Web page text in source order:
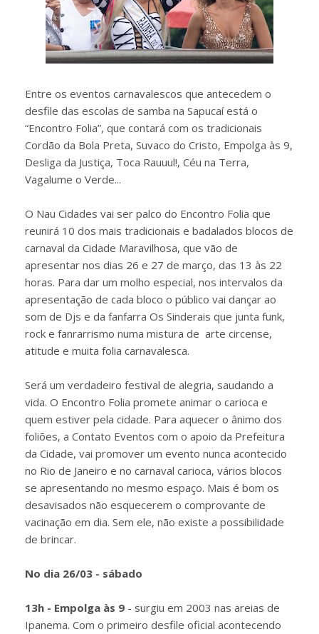
Entre os eventos carnavalescos que antecedem o
desfile das escolas de samba na Sapucaí está o
“Encontro Folia”, que contará com os tradicionais
Cordão da Bola Preta, Suvaco do Cristo, Empolga às 9,
Desliga da Justiça, Toca Rauuul!, Céu na Terra,
Vagalume o Verde...
O Nau Cidades vai ser palco do Encontro Folia que
reunirá 10 dos mais tradicionais e badalados blocos de
carnaval da Cidade Maravilhosa, que vão de
apresentar nos dias 26 e 27 de março, das 13 às 22
horas. Para dar um molho especial, nos intervalos da
apresentação de cada bloco o público vai dançar ao
som de Djs e da fanfarra Os Sinderais que junta funk,
rock e fanrarrismo numa mistura de arte circense,
atitude e muita folia carnavalesca.
Será um verdadeiro festival de alegria, saudando a
vida. O Encontro Folia promete animar o carioca e
quem estiver pela cidade. Para aquecer o ânimo dos
foliões, a Contato Eventos com o apoio da Prefeitura
da Cidade, vai promover um evento nunca acontecido
no Rio de Janeiro e no carnaval carioca, vários blocos
se apresentando no mesmo espaço. Mais é bom os
desavisados não esquecerem o comprovante de
vacinação em dia. Sem ele, não existe a possibilidade
de brincar.
No dia 26/03 - sábado
13h - Empolga às 9 - surgiu em 2003 nas areias de
Ipanema. Com o primeiro desfile oficial acontecendo